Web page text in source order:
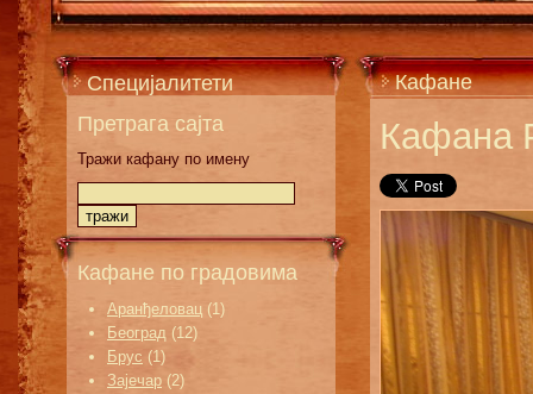
Специјалитети
Претрага сајта
Тражи кафану по имену
Кафане по градовима
Аранђеловац (1)
Београд (12)
Брус (1)
Зајечар (2)
Кафане
Кафана